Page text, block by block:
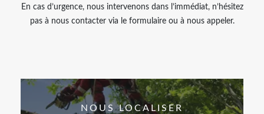
En cas d’urgence, nous intervenons dans l’immédiat, n’hésitez
pas à nous contacter via le formulaire ou à nous appeler.
NOUS LOCALISER